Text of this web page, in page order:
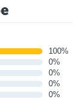
100%
0%
0%
0%
0%